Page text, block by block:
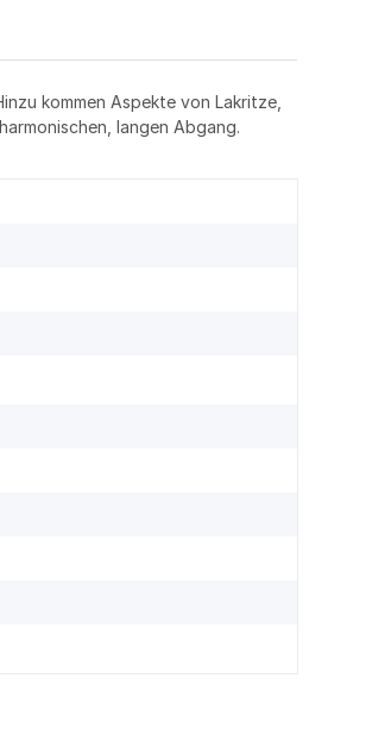
kommen Aspekte von Lakritze,
langen Abgang.